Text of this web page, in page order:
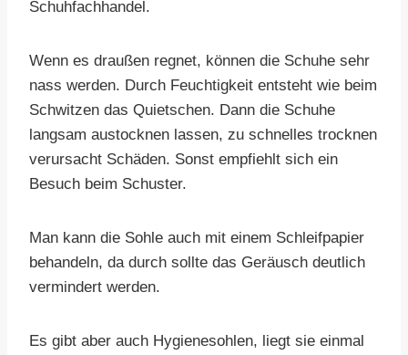
Schuhfachhandel.
Wenn es draußen regnet, können die Schuhe sehr
nass werden. Durch Feuchtigkeit entsteht wie beim
Schwitzen das Quietschen. Dann die Schuhe
langsam austocknen lassen, zu schnelles trocknen
verursacht Schäden. Sonst empfiehlt sich ein
Besuch beim Schuster.
Man kann die Sohle auch mit einem Schleifpapier
behandeln, da durch sollte das Geräusch deutlich
vermindert werden.
Es gibt aber auch Hygienesohlen, liegt sie einmal